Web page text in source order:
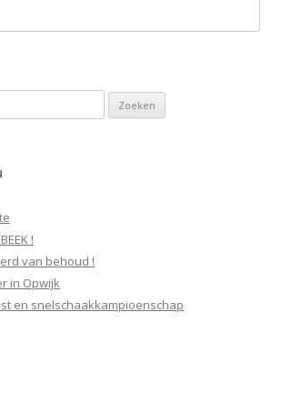
!
van behoud !
in Opwijk
en snelschaakkampioenschap